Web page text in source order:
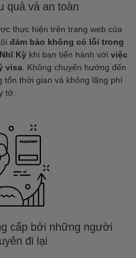
quả và an toàn
thực hiện trên trang web của
đảm bảo không có lỗi trong
Kỳ khi bạn tiến hành với việc
visa. Không chuyển hướng đến
tốn thời gian và không lãng phí
tờ.
cấp bởi những người
đi lại